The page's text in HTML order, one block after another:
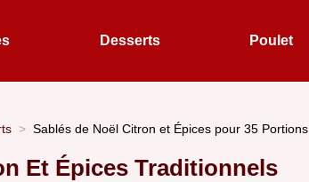
Desserts Poulet
Sablés de Noël Citron et Épices pour 35 Portions
Et Épices Traditionnels